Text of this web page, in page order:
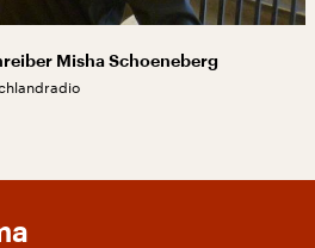
Misha Schoeneberg